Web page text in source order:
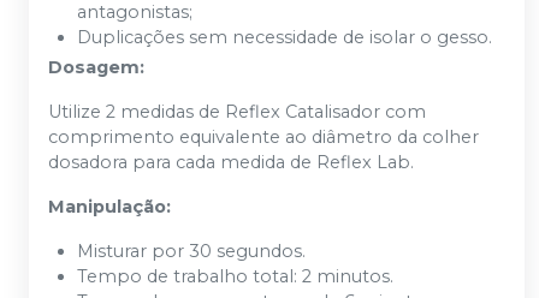
antagonistas;
Duplicações sem necessidade de isolar o gesso.
Dosagem:
Utilize 2 medidas de Reflex Catalisador com
comprimento equivalente ao diâmetro da colher
dosadora para cada medida de Reflex Lab.
Manipulação:
Misturar por 30 segundos.
Tempo de trabalho total: 2 minutos.